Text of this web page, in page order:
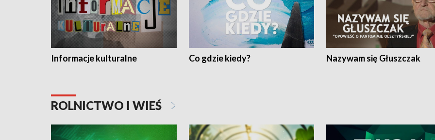
Informacje kulturalne Co gdzie kiedy? Nazywam się Głuszczak
ROLNICTWO I WIEŚ